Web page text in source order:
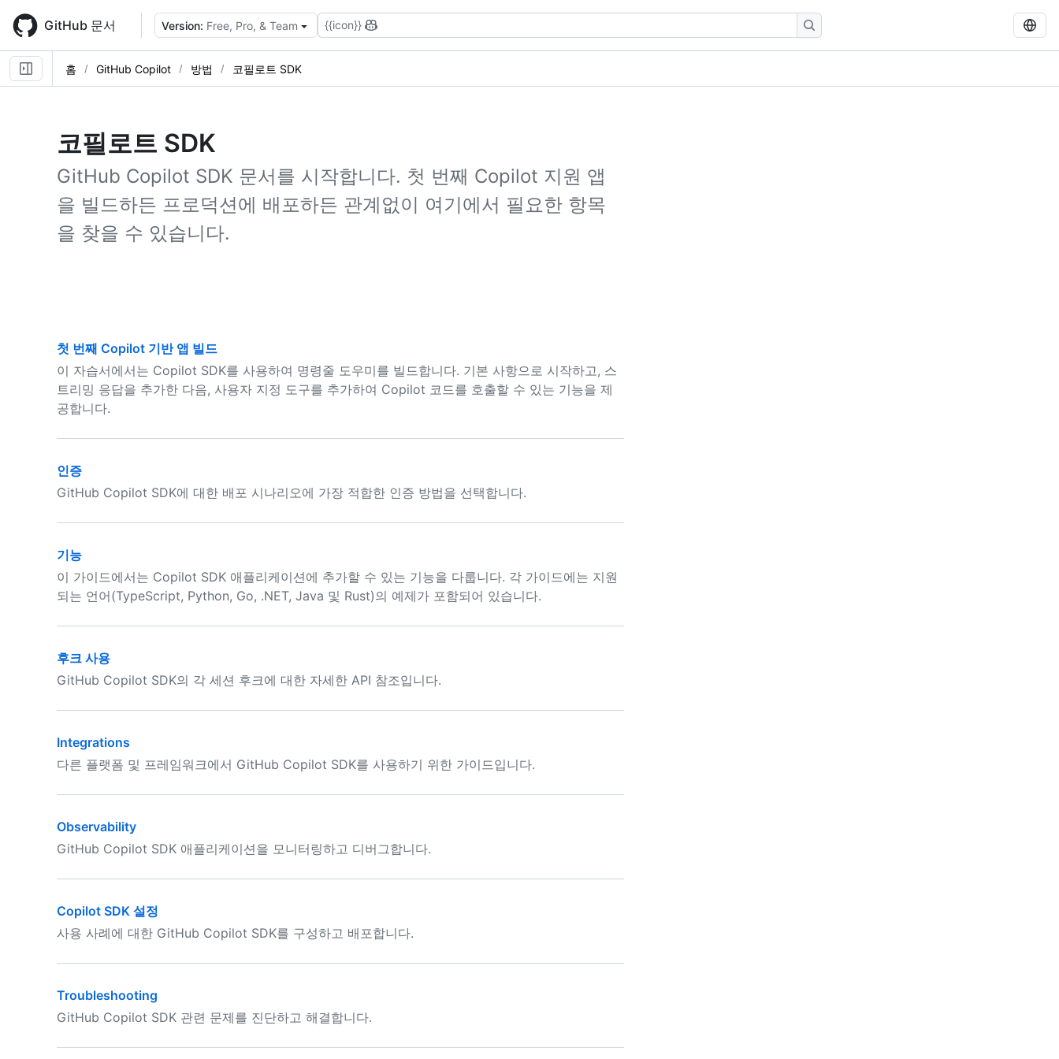
main
content
GitHub 문서 Version: Free, Pro, & Team {{icon}}
홈 GitHub Copilot 방법 코필로트 SDK
코필로트 SDK
GitHub Copilot SDK 문서를 시작합니다. 첫 번째 Copilot 지원 앱
을 빌드하든 프로덕션에 배포하든 관계없이 여기에서 필요한 항목
을 찾을 수 있습니다.
첫 번째 Copilot 기반 앱 빌드
이 자습서에서는 Copilot SDK를 사용하여 명령줄 도우미를 빌드합니다. 기본 사항으로 시작하고, 스
트리밍 응답을 추가한 다음, 사용자 지정 도구를 추가하여 Copilot 코드를 호출할 수 있는 기능을 제
공합니다.
인증
GitHub Copilot SDK에 대한 배포 시나리오에 가장 적합한 인증 방법을 선택합니다.
기능
이 가이드에서는 Copilot SDK 애플리케이션에 추가할 수 있는 기능을 다룹니다. 각 가이드에는 지원
되는 언어(TypeScript, Python, Go, .NET, Java 및 Rust)의 예제가 포함되어 있습니다.
후크 사용
GitHub Copilot SDK의 각 세션 후크에 대한 자세한 API 참조입니다.
Integrations
다른 플랫폼 및 프레임워크에서 GitHub Copilot SDK를 사용하기 위한 가이드입니다.
Observability
GitHub Copilot SDK 애플리케이션을 모니터링하고 디버그합니다.
Copilot SDK 설정
사용 사례에 대한 GitHub Copilot SDK를 구성하고 배포합니다.
Troubleshooting
GitHub Copilot SDK 관련 문제를 진단하고 해결합니다.